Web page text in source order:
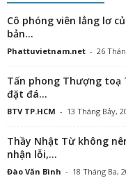
Cô phóng viên lẳng lơ
bản...
Phattuvietnam.net - 26
Tấn phong Thượng toạ
đặt đá...
BTV TP.HCM - 13 Tháng Bảy,
Thầy Nhật Từ không
nhận lỗi,...
Đào Văn Bình - 18 Tháng Ba,